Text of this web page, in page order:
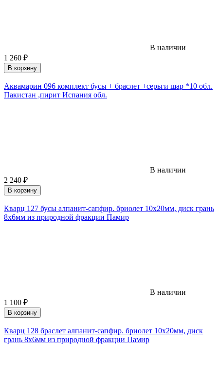
В наличии
1 260 ₽
В корзину
Аквамарин 096 комплект бусы + браслет +серьги шар *10 обл.
Пакистан ,пирит Испания обл.
В наличии
2 240 ₽
В корзину
Кварц 127 бусы алпанит-сапфир. бриолет 10х20мм, диск грань
8х6мм из природной фракции Памир
В наличии
1 100 ₽
В корзину
Кварц 128 браслет алпанит-сапфир. бриолет 10х20мм, диск
грань 8х6мм из природной фракции Памир